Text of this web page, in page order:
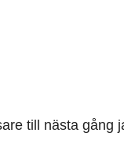
till nästa gång